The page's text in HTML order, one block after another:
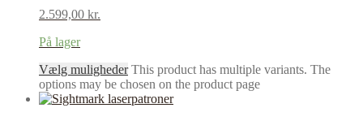
2.599,00 kr.
På lager
Vælg mulighederThis product has multiple variants. The
options may be chosen on the product page